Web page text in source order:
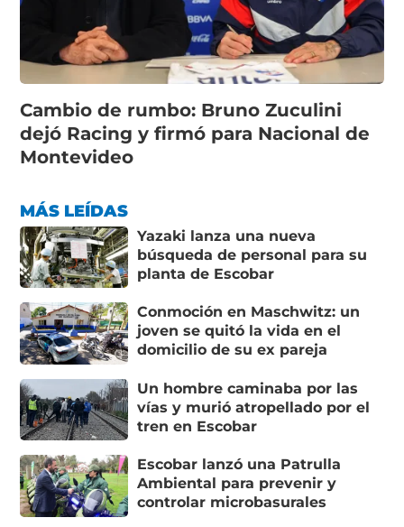
Cambio de rumbo: Bruno Zuculini
dejó Racing y firmó para Nacional de
Montevideo
MÁS LEÍDAS
Yazaki lanza una nueva
búsqueda de personal para su
planta de Escobar
Conmoción en Maschwitz: un
joven se quitó la vida en el
domicilio de su ex pareja
Un hombre caminaba por las
vías y murió atropellado por el
tren en Escobar
Escobar lanzó una Patrulla
Ambiental para prevenir y
controlar microbasurales